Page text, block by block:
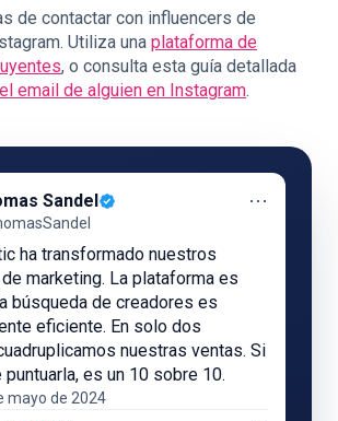
de contactar con influencers de
Utiliza una plataforma de
, o consulta esta guía detallada
email de alguien en Instagram.
Sandel ⋯
ha transformado nuestros
marketing. La plataforma es
búsqueda de creadores es
eficiente. En solo dos
nuestras ventas. Si
puntuarla, es un 10 sobre 10.
mayo de 2024